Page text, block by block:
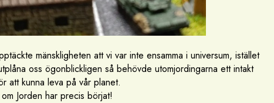
mänskligheten att vi var inte ensamma i universum, istället
oss ögonblickligen så behövde utomjordingarna ett intakt
att kunna leva på vår planet.
Jorden har precis börjat!